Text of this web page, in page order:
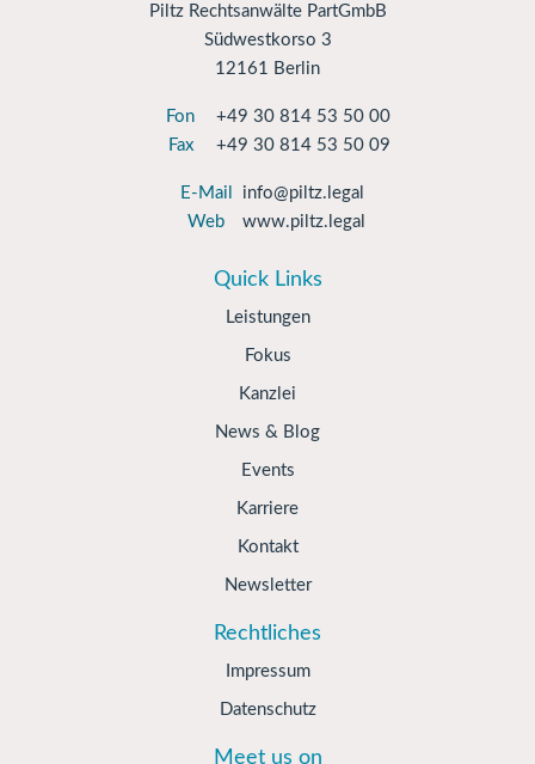
Piltz Rechtsanwälte PartGmbB
Südwestkorso 3
12161 Berlin
Fon
+49 30 814 53 50 00
Fax
+49 30 814 53 50 09
E-Mail
info@piltz.legal
Web
www.piltz.legal
Quick Links
Leistungen
Fokus
Kanzlei
News & Blog
Events
Karriere
Kontakt
Newsletter
Rechtliches
Impressum
Datenschutz
Meet us on